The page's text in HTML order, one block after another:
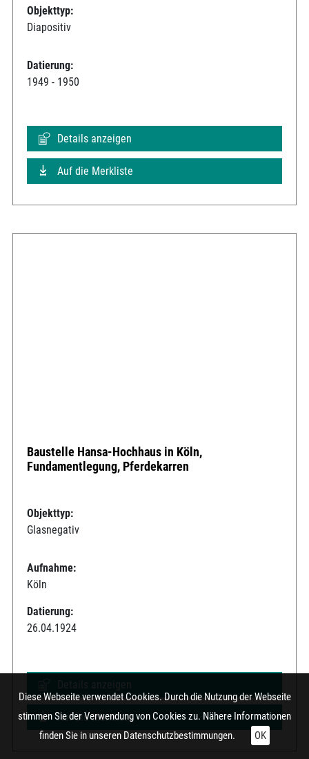
Objekttyp:
Diapositiv
Datierung:
1949 - 1950
Details anzeigen
Auf die Merkliste
Baustelle Hansa-Hochhaus in Köln,
Fundamentlegung, Pferdekarren
Objekttyp:
Glasnegativ
Aufnahme:
Köln
Datierung:
26.04.1924
Details anzeigen
Auf die Merkliste
Diese Webseite verwendet Cookies. Durch die Nutzung der Webseite
stimmen Sie der Verwendung von Cookies zu. Nähere Informationen
finden Sie in unseren Datenschutzbestimmungen. OK